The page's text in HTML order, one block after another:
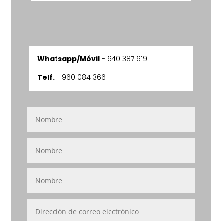
Whatsapp/Móvil- 640 387 619
Telf.- 960 084 366